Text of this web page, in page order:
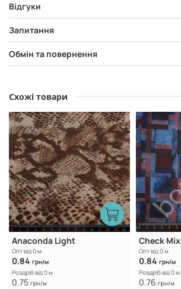
Відгуки
Запитання
Обмін та повернення
Схожі товари
Anaconda Light
Опт від 0 м
0.84 грн/м
Роздріб від 0 м
0.75 грн/м
Check Mix
Опт від 0 м
0.84 грн/м
Роздріб від 0 м
0.76 грн/м